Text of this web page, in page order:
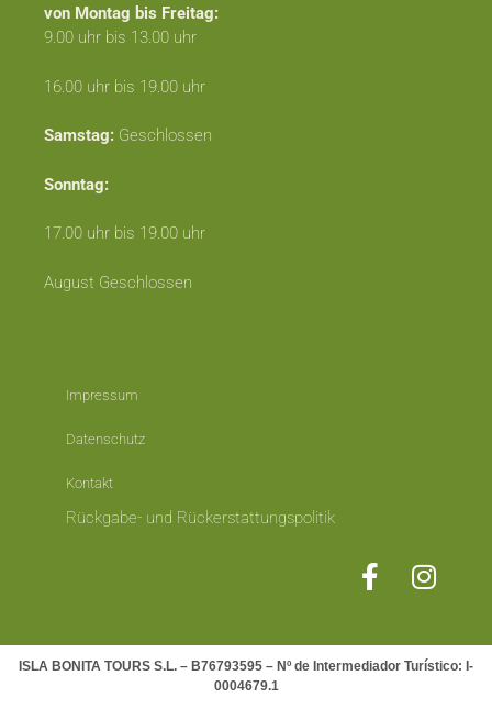
von Montag bis Freitag:
9.00 uhr bis 13.00 uhr
16.00 uhr bis 19.00 uhr
Samstag: Geschlossen
Sonntag:
17.00 uhr bis 19.00 uhr
August Geschlossen
Impressum
Datenschutz
Kontakt
Rückgabe- und Rückerstattungspolitik
ISLA BONITA TOURS S.L. – B76793595 – Nº de Intermediador Turístico: I-
0004679.1